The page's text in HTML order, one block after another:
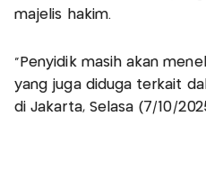
majelis hakim.
“Penyidik masih akan
yang juga diduga terkait
di Jakarta, Selasa (7/10/